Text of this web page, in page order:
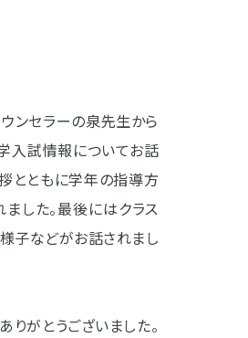
ンセラーの泉先生から
入試情報についてお話
とともに学年の指導方
した。最後にはクラス
子などがお話されまし
がとうございました。